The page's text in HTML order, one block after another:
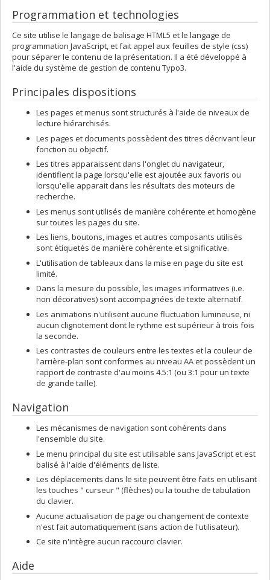
Programmation et technologies
Ce site utilise le langage de balisage HTML5 et le langage de
programmation JavaScript, et fait appel aux feuilles de style (css)
pour séparer le contenu de la présentation. Il a été développé à
l'aide du système de gestion de contenu Typo3.
Principales dispositions
Les pages et menus sont structurés à l'aide de niveaux de
lecture hiérarchisés.
Les pages et documents possèdent des titres décrivant leur
fonction ou objectif.
Les titres apparaissent dans l'onglet du navigateur,
identifient la page lorsqu'elle est ajoutée aux favoris ou
lorsqu'elle apparait dans les résultats des moteurs de
recherche.
Les menus sont utilisés de manière cohérente et homogène
sur toutes les pages du site.
Les liens, boutons, images et autres composants utilisés
sont étiquetés de manière cohérente et significative.
L'utilisation de tableaux dans la mise en page du site est
limité.
Dans la mesure du possible, les images informatives (i.e.
non décoratives) sont accompagnées de texte alternatif.
Les animations n'utilisent aucune fluctuation lumineuse, ni
aucun clignotement dont le rythme est supérieur à trois fois
la seconde.
Les contrastes de couleurs entre les textes et la couleur de
l'arrière-plan sont conformes au niveau AA et possèdent un
rapport de contraste d'au moins 4.5:1 (ou 3:1 pour un texte
de grande taille).
Navigation
Les mécanismes de navigation sont cohérents dans
l'ensemble du site.
Le menu principal du site est utilisable sans JavaScript et est
balisé à l'aide d'éléments de liste.
Les déplacements dans le site peuvent être faits en utilisant
les touches " curseur " (flèches) ou la touche de tabulation
du clavier.
Aucune actualisation de page ou changement de contexte
n'est fait automatiquement (sans action de l'utilisateur).
Ce site n'intègre aucun raccourci clavier.
Aide